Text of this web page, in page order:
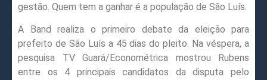
gestão. Quem tem a ganhar é a população de São Luís.
A Band realiza o primeiro debate da eleição para
prefeito de São Luís a 45 dias do pleito. Na véspera, a
pesquisa TV Guará/Econométrica mostrou Rubens
entre os 4 principais candidatos da disputa pelo